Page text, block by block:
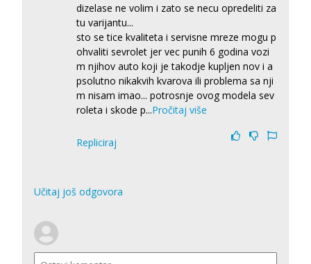
dizelase ne volim i zato se necu opredeliti za
tu varijantu...
sto se tice kvaliteta i servisne mreze mogu p
ohvaliti sevrolet jer vec punih 6 godina vozi
m njihov auto koji je takodje kupljen nov i a
psolutno nikakvih kvarova ili problema sa nji
m nisam imao... potrosnje ovog modela sev
roleta i skode p...Pročitaj više
Repliciraj
Učitaj još odgovora